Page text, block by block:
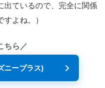
出ているので、完全に関係
よね。）
ちら／
ニープラス)